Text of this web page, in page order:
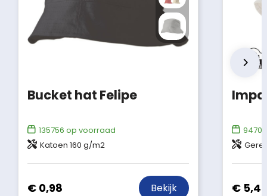
Bucket hat Felipe
135756 op voorraad
Katoen 160 g/m2
€ 0,98 Bekijk
9470
€ 5,46